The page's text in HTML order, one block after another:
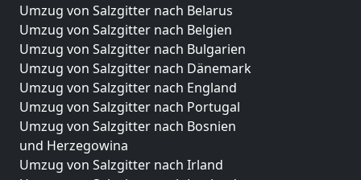
Umzug von Salzgitter nach Belarus
Umzug von Salzgitter nach Belgien
Umzug von Salzgitter nach Bulgarien
Umzug von Salzgitter nach Dänemark
Umzug von Salzgitter nach England
Umzug von Salzgitter nach Portugal
Umzug von Salzgitter nach Bosnien
und Herzegowina
Umzug von Salzgitter nach Irland